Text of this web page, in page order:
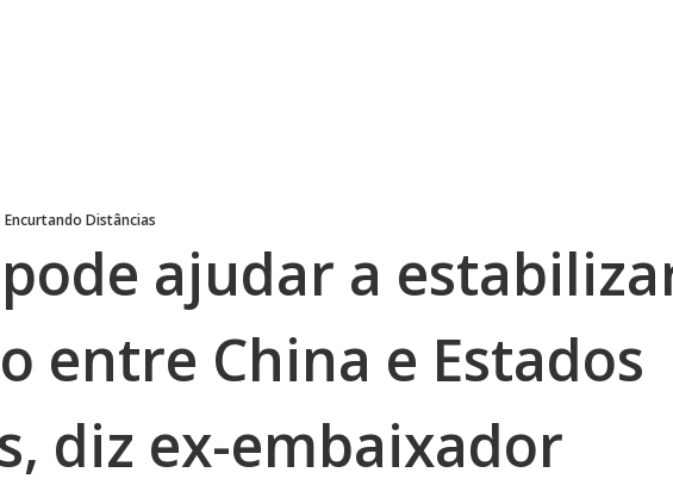
Encurtando Distâncias
ajudar a
entre China e Estados
diz ex-embaixador